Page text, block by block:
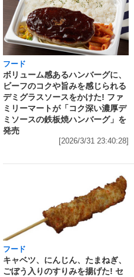
フード
ボリューム感あるハンバーグに、
ビーフのコクや旨みを感じられる
デミグラスソースをかけた! ファ
ミリーマートが「コク深い濃厚デ
ミソースの鉄板焼ハンバーグ」を
発売
[2026/3/31 23:40:28]
フード
キャベツ、にんじん、たまねぎ、
ごぼう入りのすりみを揚げた! セ